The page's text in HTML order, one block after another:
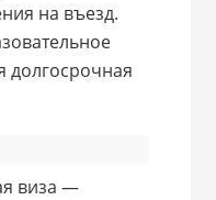
на въезд.
долгосрочная
виза —